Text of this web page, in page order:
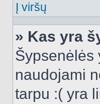
Į viršų
» Kas yra
Šypsenėlės
naudojami
tarpu :( yra